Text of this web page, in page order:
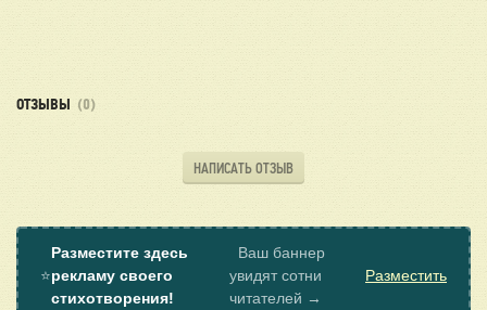
ОТЗЫВЫ (0)
НАПИСАТЬ ОТЗЫВ
⭐
Разместите здесь
рекламу своего
стихотворения!
Ваш баннер
увидят сотни
читателей →
Разместить